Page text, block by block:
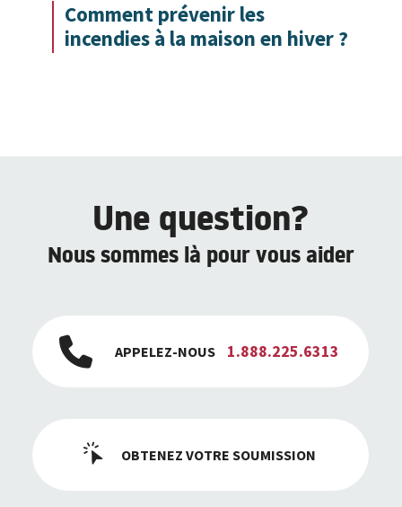
Comment prévenir les
incendies à la maison en hiver ?
Une question?
Nous sommes là pour vous aider
APPELEZ-NOUS 1.888.225.6313
OBTENEZ VOTRE SOUMISSION